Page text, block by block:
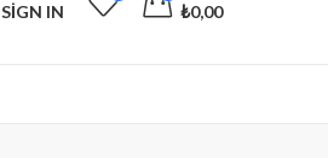
SIGN IN ₺0,00